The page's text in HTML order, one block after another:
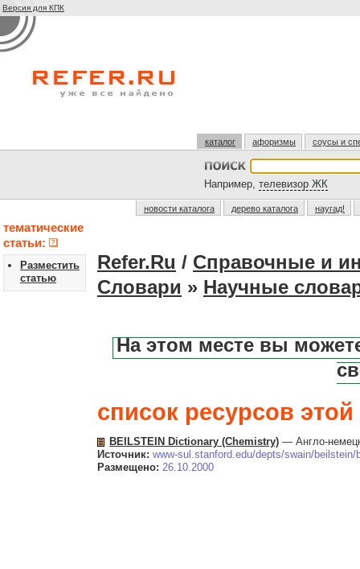
Версия для КПК
каталог афоризмы соусы и
Например, телевизор ЖК
новости каталога дерево каталога наугад!
тематические
статьи:
Разместить
статью
Refer.Ru / Справочные и
Словари » Научные
На этом месте вы
список ресурсов этой
BEILSTEIN Dictionary (Chemistry) — Англо-
Источник: www-sul.stanford.edu/depts/swain/beilstein/
Размещено: 26.10.2000